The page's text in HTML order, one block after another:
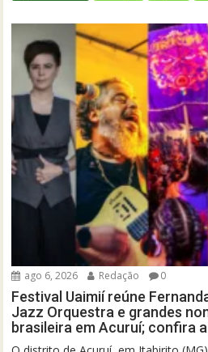
ago 6, 2026 Redação 0
Festival Uaimií reúne
Jazz Orquestra e grandes
brasileira em Acuruí; confira